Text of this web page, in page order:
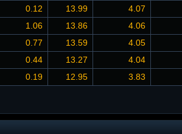
0.12 13.99 4.07
1.06 13.86 4.06
0.77 13.59 4.05
0.44 13.27 4.04
0.19 12.95 3.83